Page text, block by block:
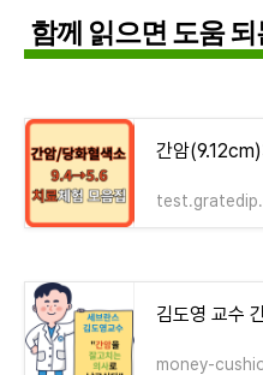
함께 읽으면 도움 되
김도영 교수
money-